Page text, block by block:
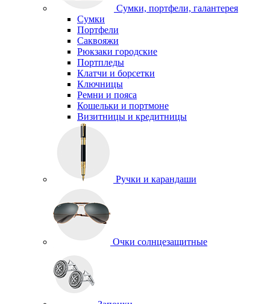
Сумки, портфели, галантерея
Сумки
Портфели
Саквояжи
Рюкзаки городские
Портпледы
Клатчи и борсетки
Ключницы
Ремни и пояса
Кошельки и портмоне
Визитницы и кредитницы
Ручки и карандаши
Очки солнцезащитные